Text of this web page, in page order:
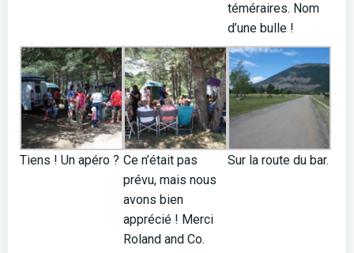
téméraires. Nom
d’une bulle !
Tiens ! Un apéro ? Ce n’était pas
prévu, mais nous
avons bien
apprécié ! Merci
Roland and Co.
Sur la route du bar.